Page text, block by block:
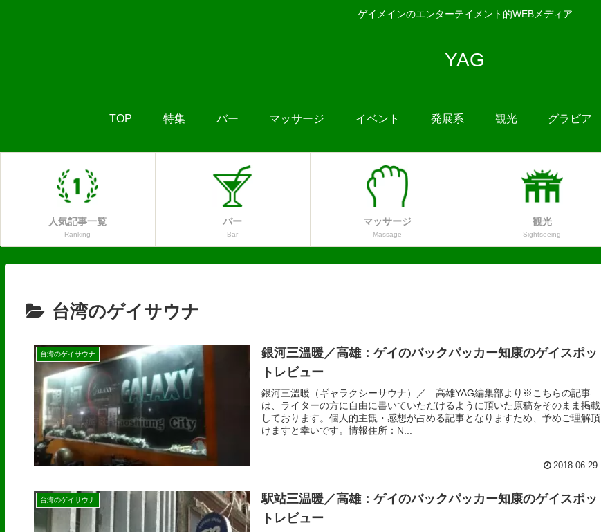
ゲイメインのエンターテイメント的WEBメディア
YAG
TOP 特集 バー マッサージ イベント 発展系 観光 グラビア
人気記事一覧
Ranking
バー
Bar
マッサージ
Massage
観光
Sightseeing
台湾のゲイサウナ
台湾のゲイサウナ
銀河三溫暖／高雄：ゲイのバックパッカー知康のゲイスポッ
トレビュー
銀河三溫暖（ギャラクシーサウナ）／ 高雄YAG編集部より※こちらの記事
は、ライターの方に自由に書いていただけるように頂いた原稿をそのまま掲載
しております。個人的主観・感想が占める記事となりますため、予めご理解頂
けますと幸いです。情報住所：N...
2018.06.29
台湾のゲイサウナ
駅站三温暖／高雄：ゲイのバックパッカー知康のゲイスポッ
トレビュー